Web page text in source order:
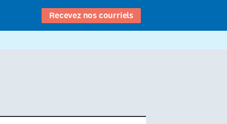
Recevez nos courriels